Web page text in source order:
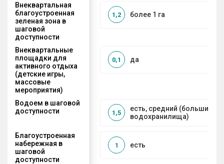
Внеквартальная
благоустроенная
зеленая зона в
шаговой
доступности
более 1 га
1,2
Внеквартальные
площадки для
активного отдыха
(детские игры,
массовые
мероприятия)
да
0,1
Водоем в шаговой
доступности
есть, средний (большие
водохранилища)
1,5
Благоустроенная
набережная в
шаговой
доступности
есть
1